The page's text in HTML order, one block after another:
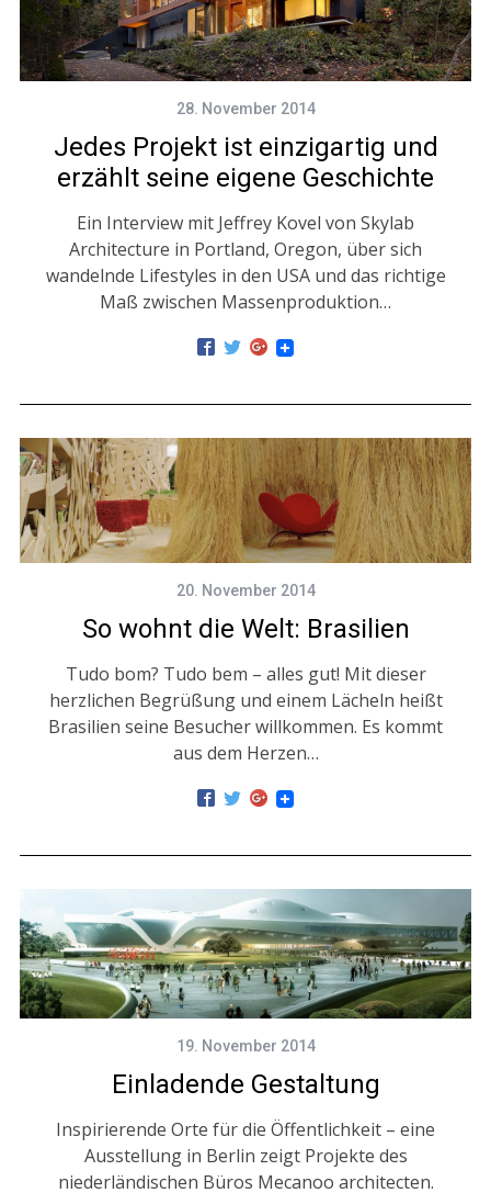
28. November 2014
Jedes Projekt ist einzigartig und
erzählt seine eigene Geschichte
Ein Interview mit Jeffrey Kovel von Skylab
Architecture in Portland, Oregon, über sich
wandelnde Lifestyles in den USA und das richtige
Maß zwischen Massenproduktion…
20. November 2014
So wohnt die Welt: Brasilien
Tudo bom? Tudo bem – alles gut! Mit dieser
herzlichen Begrüßung und einem Lächeln heißt
Brasilien seine Besucher willkommen. Es kommt
aus dem Herzen…
19. November 2014
Einladende Gestaltung
Inspirierende Orte für die Öffentlichkeit – eine
Ausstellung in Berlin zeigt Projekte des
niederländischen Büros Mecanoo architecten.